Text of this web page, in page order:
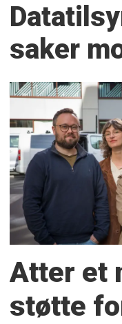
saker
Atter et
støtte